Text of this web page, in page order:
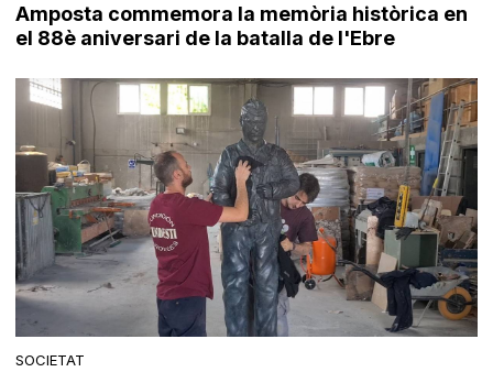
Amposta commemora la memòria històrica en
el 88è aniversari de la batalla de l'Ebre
SOCIETAT